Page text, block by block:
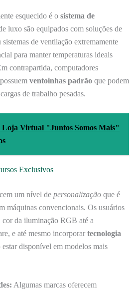
esquecido é o sistema de
luxo são equipados com soluções de
de ventilação extremamente
para manter temperaturas ideais
contrapartida, computadores
ventoinhas padrão que podem
de trabalho pesadas.
Loja Virtual "Juntos Somos Mais"
Exclusivos
um nível de personalização que é
máquinas convencionais. Os usuários
cor da iluminação RGB até a
e até mesmo incorporar tecnologia
estar disponível em modelos mais
Algumas marcas oferecem